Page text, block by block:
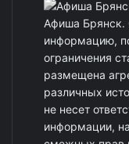
Афиша Брянск.
информацию,
ограничения
размещена
различных
не несет
информации,